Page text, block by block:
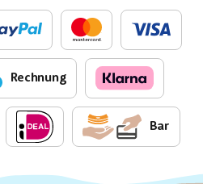
Rechnung
Bar